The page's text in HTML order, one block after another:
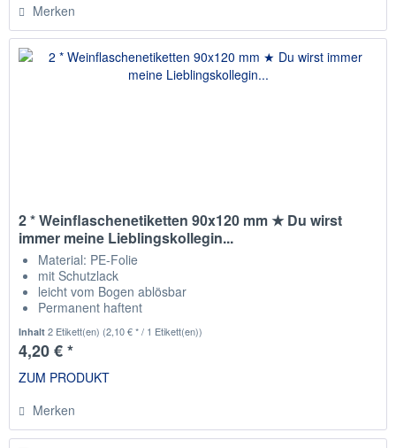
Merken
2 * Weinflaschenetiketten 90x120 mm ★ Du wirst
immer meine Lieblingskollegin...
Material: PE-Folie
mit Schutzlack
leicht vom Bogen ablösbar
Permanent haftent
Inhalt2 Etikett(en) (2,10 € * / 1 Etikett(en))
4,20 € *
ZUM PRODUKT
Merken